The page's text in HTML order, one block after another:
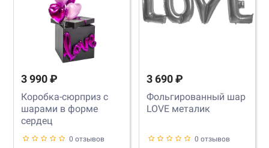
3 990 ₽
Коробка-сюрприз с
шарами в форме
сердец
0 отзывов
3 690 ₽
Фольгированный шар
LOVE металик
0 отзывов